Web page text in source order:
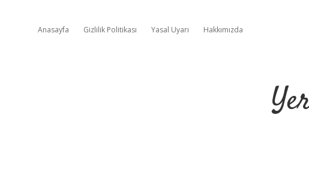
Anasayfa Gizlilik Politikası Yasal Uyarı Hakkımızda